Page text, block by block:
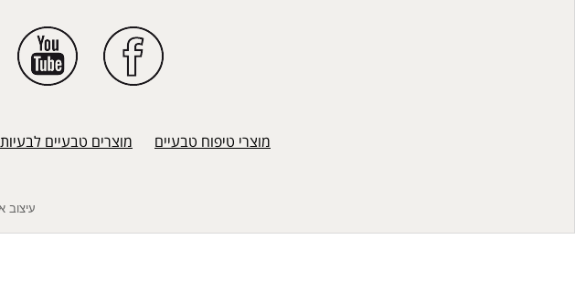
עיצוב
מוצרי טיפוח טבעיים מוצרים טבעיים